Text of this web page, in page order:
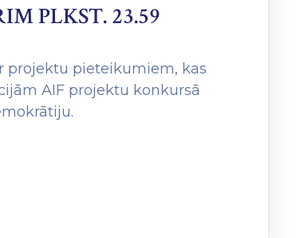
PLKST. 23.59
projektu pieteikumiem, kas
AIF projektu konkursā